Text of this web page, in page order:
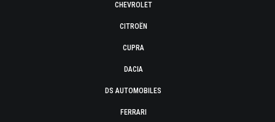
CHEVROLET
CITROËN
CUPRA
DACIA
DS AUTOMOBILES
FERRARI